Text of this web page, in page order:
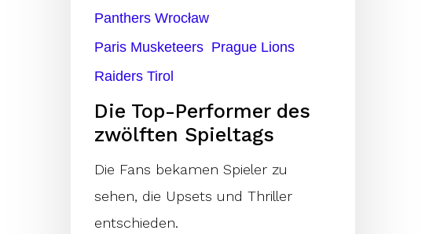
Panthers Wrocław
Paris Musketeers Prague Lions
Raiders Tirol
Die Top-Performer des
zwölften Spieltags
Die Fans bekamen Spieler zu
sehen, die Upsets und Thriller
entschieden.